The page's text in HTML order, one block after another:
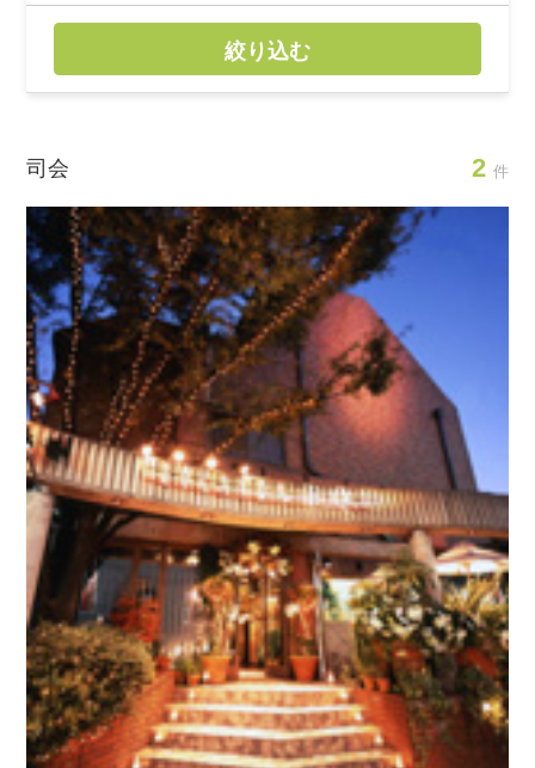
絞り込む
司会 2 件